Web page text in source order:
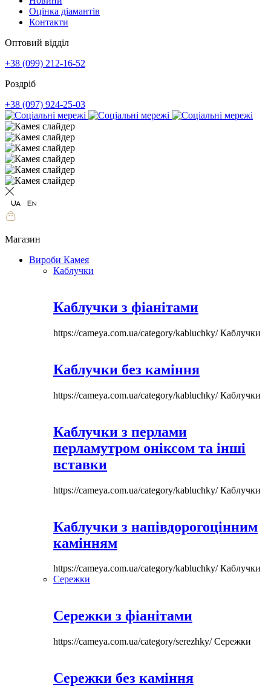
Оцінка діамантів
Контакти
Оптовий відділ
+38 (099) 212-16-52
Роздріб
+38 (097) 924-25-03
Магазин
Вироби Камея
Каблучки
Каблучки з фіанітами
https://cameya.com.ua/category/kabluchky/Каблучки
Каблучки без каміння
https://cameya.com.ua/category/kabluchky/Каблучки
Каблучки з перлами
перламутром оніксом та інші
вставки
https://cameya.com.ua/category/kabluchky/Каблучки
Каблучки з напівдорогоцінним
камінням
https://cameya.com.ua/category/kabluchky/Каблучки
Сережки
Сережки з фіанітами
https://cameya.com.ua/category/serezhky/Сережки
Сережки без каміння